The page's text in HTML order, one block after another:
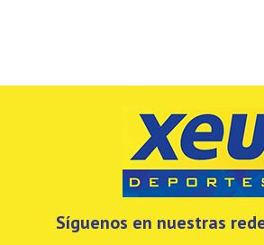
Síguenos en nuestras